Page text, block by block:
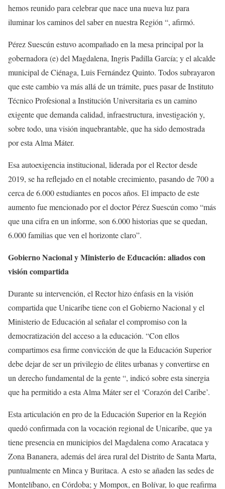
hemos reunido para celebrar que nace una nueva luz para
iluminar los caminos del saber en nuestra Región “, afirmó.
Pérez Suescún estuvo acompañado en la mesa principal por la
gobernadora (e) del Magdalena, Ingris Padilla García; y el alcalde
municipal de Ciénaga, Luis Fernández Quinto. Todos subrayaron
que este cambio va más allá de un trámite, pues pasar de Instituto
Técnico Profesional a Institución Universitaria es un camino
exigente que demanda calidad, infraestructura, investigación y,
sobre todo, una visión inquebrantable, que ha sido demostrada
por esta Alma Máter.
Esa autoexigencia institucional, liderada por el Rector desde
2019, se ha reflejado en el notable crecimiento, pasando de 700 a
cerca de 6.000 estudiantes en pocos años. El impacto de este
aumento fue mencionado por el doctor Pérez Suescún como “más
que una cifra en un informe, son 6.000 historias que se quedan,
6.000 familias que ven el horizonte claro”.
Gobierno Nacional y Ministerio de Educación: aliados con
visión compartida
Durante su intervención, el Rector hizo énfasis en la visión
compartida que Unicaribe tiene con el Gobierno Nacional y el
Ministerio de Educación al señalar el compromiso con la
democratización del acceso a la educación. “Con ellos
compartimos esa firme convicción de que la Educación Superior
debe dejar de ser un privilegio de élites urbanas y convertirse en
un derecho fundamental de la gente “, indicó sobre esta sinergia
que ha permitido a esta Alma Máter ser el ‘Corazón del Caribe’.
Esta articulación en pro de la Educación Superior en la Región
quedó confirmada con la vocación regional de Unicaribe, que ya
tiene presencia en municipios del Magdalena como Aracataca y
Zona Bananera, además del área rural del Distrito de Santa Marta,
puntualmente en Minca y Buritaca. A esto se añaden las sedes de
Montelíbano, en Córdoba; y Mompox, en Bolívar, lo que reafirma